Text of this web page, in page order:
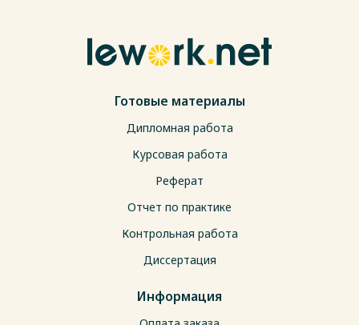
Готовые материалы
Дипломная работа
Курсовая работа
Реферат
Отчет по практике
Контрольная работа
Диссертация
Информация